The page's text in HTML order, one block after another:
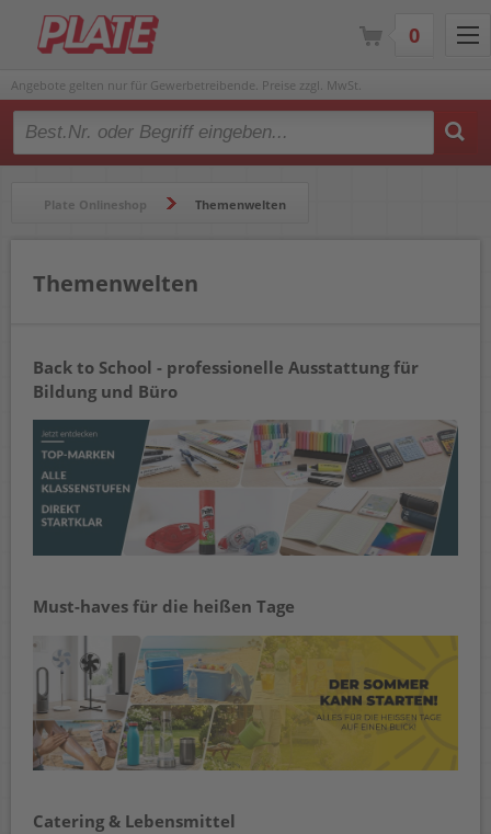
Angebote gelten nur für Gewerbetreibende. Preise zzgl. MwSt.
Type 2 or more characters for results.
Plate Onlineshop Themenwelten
Themenwelten
Back to School - professionelle Ausstattung für
Bildung und Büro
Must-haves für die heißen Tage
Catering & Lebensmittel
0